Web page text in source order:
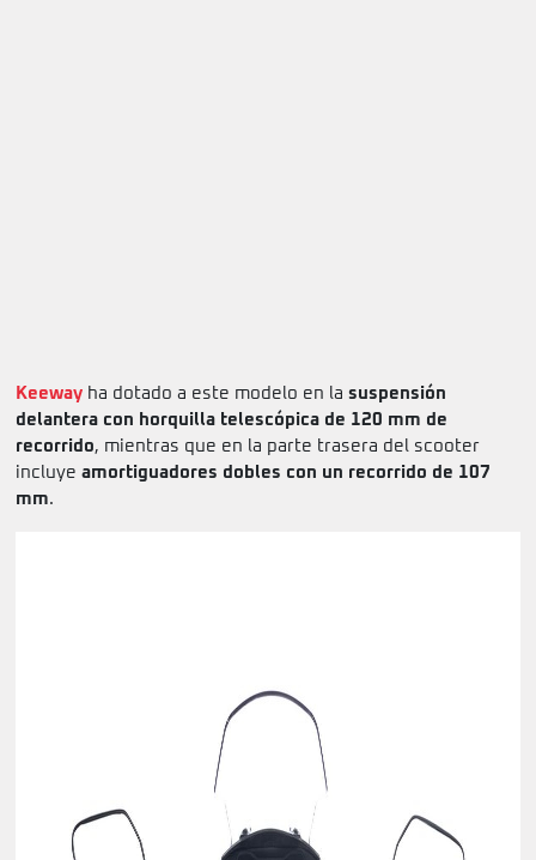
Keeway ha dotado a este modelo en la suspensión
delantera con horquilla telescópica de 120 mm de
recorrido, mientras que en la parte trasera del scooter
incluye amortiguadores dobles con un recorrido de 107
mm.